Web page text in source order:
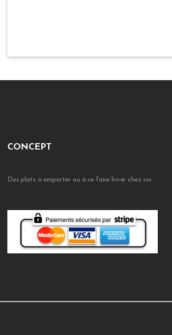
CONCEPT
Des plats à emporter ou à se faire livrer chez soi